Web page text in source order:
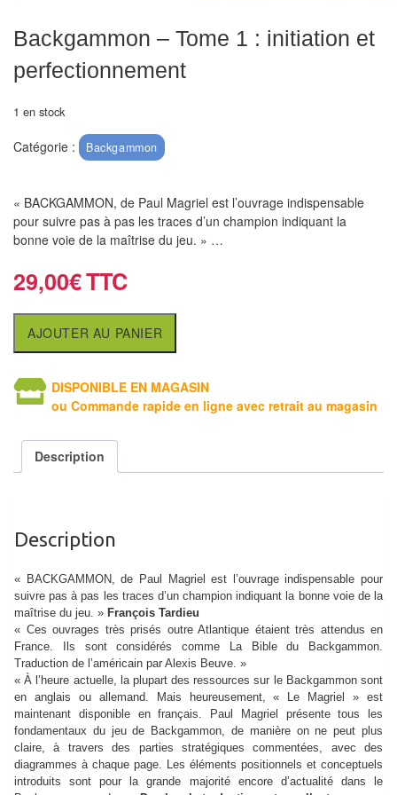
Pendules
pour
aveugles
d'échecs
Livres
anglais
Livres
en
français
Tables
Accessoires
société
Jeux
de
cartes
à
Collectionner
(TCG)
Les
Classiques
Backgammon – Tome 1 : initiation et
perfectionnement
1 en stock
Catégorie : Backgammon
« BACKGAMMON, de Paul Magriel est l’ouvrage indispensable
pour suivre pas à pas les traces d’un champion indiquant la
bonne voie de la maîtrise du jeu. » …
29,00€
AJOUTER AU PANIER
DISPONIBLE EN MAGASIN
ou Commande rapide en ligne avec retrait au magasin
Description
Description
« BACKGAMMON, de Paul Magriel est l’ouvrage indispensable pour
suivre pas à pas les traces d’un champion indiquant la bonne voie de la
maîtrise du jeu. » François Tardieu
« Ces ouvrages très prisés outre Atlantique étaient très attendus en
France. Ils sont considérés comme La Bible du Backgammon.
Traduction de l’américain par Alexis Beuve. »
« À l’heure actuelle, la plupart des ressources sur le Backgammon sont
en anglais ou allemand. Mais heureusement, « Le Magriel » est
maintenant disponible en français. Paul Magriel présente tous les
fondamentaux du jeu de Backgammon, de manière on ne peut plus
claire, à travers des parties stratégiques commentées, avec des
diagrammes à chaque page. Les éléments positionnels et conceptuels
introduits sont pour la grande majorité encore d’actualité dans le